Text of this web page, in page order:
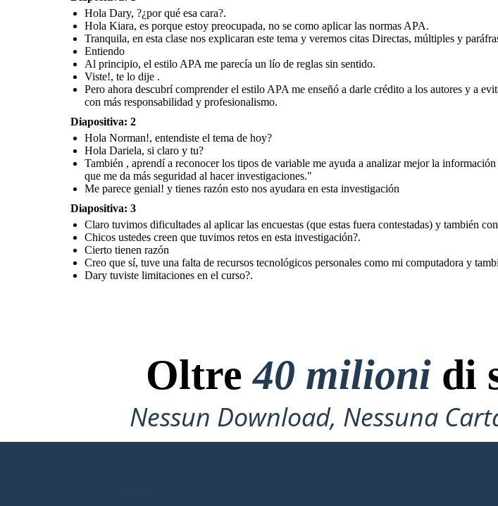
Hola Dary, ?¿por qué esa cara?.
Hola Kiara, es porque estoy preocupada, no se como aplicar las normas APA.
Tranquila, en esta clase nos explicaran este tema y veremos citas Directas, múltiples y
Entiendo
Al principio, el estilo APA me parecía un lío de reglas sin sentido.
Viste!, te lo dije .
Pero ahora descubrí comprender el estilo APA me enseñó a darle crédito a los autores y a
con más responsabilidad y profesionalismo.
Diapositiva: 2
Hola Norman!, entendiste el tema de hoy?
Hola Dariela, si claro y tu?
También , aprendí a reconocer los tipos de variable me ayuda a analizar mejor la
que me da más seguridad al hacer investigaciones."
Me parece genial! y tienes razón esto nos ayudara en esta investigación
Diapositiva: 3
Claro tuvimos dificultades al aplicar las encuestas (que estas fuera contestadas) y también
Chicos ustedes creen que tuvimos retos en esta investigación?.
Cierto tienen razón
Creo que sí, tuve una falta de recursos tecnológicos personales como mi computadora y
Dary tuviste limitaciones en el curso?.
Oltre40 milioni di
Nessun Download, Nessuna
Necessario